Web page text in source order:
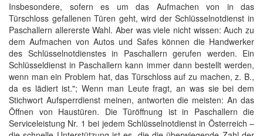
Insbesondere, sofern es um das Aufmachen von in das
Türschloss gefallenen Türen geht, wird der Schlüsselnotdienst in
Paschallern allererste Wahl. Aber was viele nicht wissen: Auch zu
dem Aufmachen von Autos und Safes können die Handwerker
des Schlüsselnotdienstes in Paschallern gerufen werden. Ein
Schlüsseldienst in Paschallern kann immer dann bestellt werden,
wenn man ein Problem hat, das Türschloss auf zu machen, z. B.,
da es lädiert ist."; Wenn man Leute fragt, an was sie bei dem
Stichwort Aufsperrdienst meinen, antworten die meisten: An das
Öffnen von Haustüren. Die Türöffnung ist in Paschallern die
Serviceleistung Nr. 1 bei jedem Schlüsselnotdienst in Österreich –